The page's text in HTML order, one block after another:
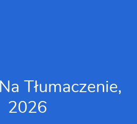
Tłumaczenie,
2026